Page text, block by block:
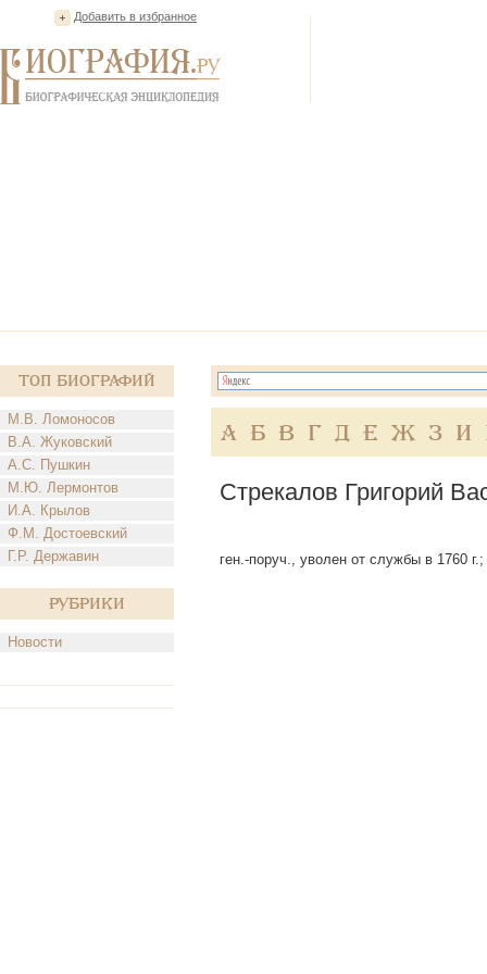
Добавить в избранное
Топ Биографий
М.В. Ломоносов
В.А. Жуковский
А.С. Пушкин
М.Ю. Лермонтов
И.А. Крылов
Ф.М. Достоевский
Г.Р. Державин
Рубрики
Новости
А Б В Г Д Е Ж З И
Стрекалов Григорий
ген.-поруч., уволен от службы в 1760